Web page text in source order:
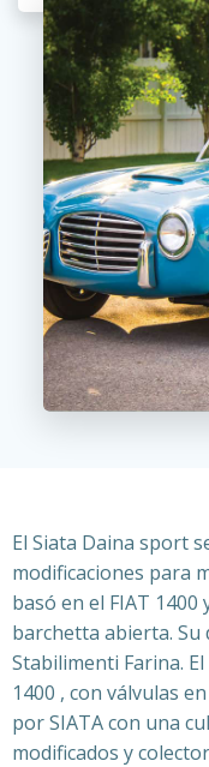
El Siata Daina sport
modificaciones para
basó en el FIAT
barchetta abierta. Su
Stabilimenti Farina.
1400 , con válvulas
por SIATA con una
modificados y